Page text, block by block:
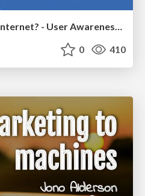
Have SEOs Ruined the Internet? - User Awareness of SEO in 2025
0 410